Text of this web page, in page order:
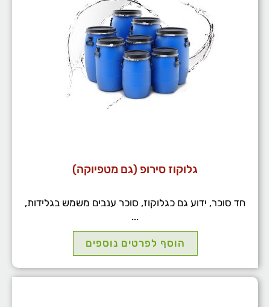
גלוקוז סירופ (גם מטפיוקה)
חד סוכר, ידוע גם כגלוקוז, סוכר ענבים משמש בגלידות,
...
הוסף לפרטים נוספים